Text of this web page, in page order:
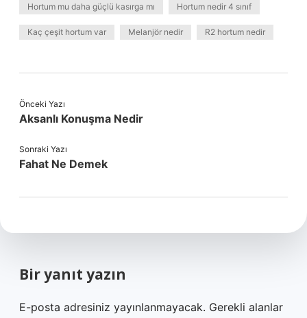
Hortum mu daha güçlü kasırga mı Hortum nedir 4 sınıf
Kaç çeşit hortum var Melanjör nedir R2 hortum nedir
Önceki Yazı
Aksanlı Konuşma Nedir
Sonraki Yazı
Fahat Ne Demek
Bir yanıt yazın
E-posta adresiniz yayınlanmayacak. Gerekli alanlar